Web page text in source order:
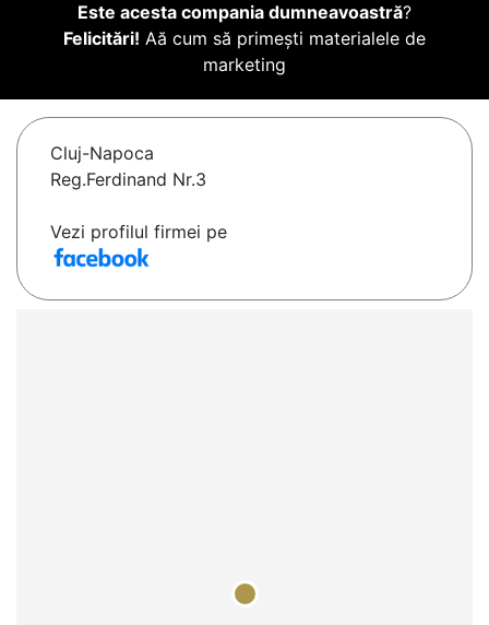
Este acesta compania dumneavoastră?
Felicitări! Aă cum să primești materialele de
marketing
Cluj-Napoca
Reg.Ferdinand Nr.3
Vezi profilul firmei pe